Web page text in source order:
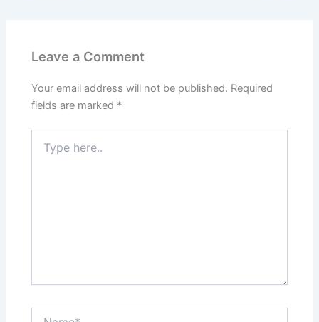
Leave a Comment
Your email address will not be published. Required
fields are marked *
here..